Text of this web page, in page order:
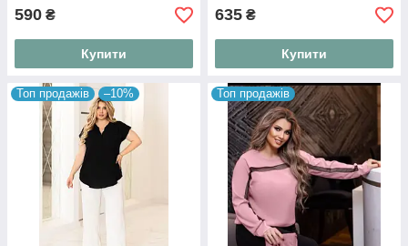
590 ₴
Купити
635 ₴
Купити
Топ продажів –10% Топ продажів